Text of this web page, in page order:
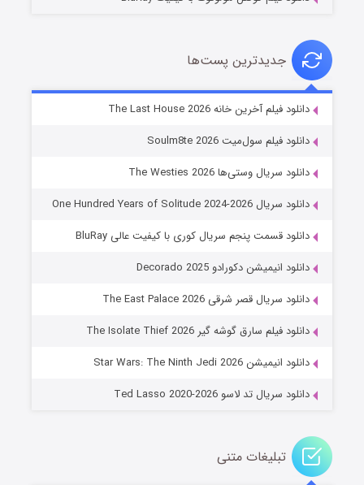
خاندان اژدها فصل ۳
جادوگری در مغولستان
قسمت۱۴ (زیرنویس) منتشر شد
جدیدترین پست‌ها
دانلود فیلم آخرین خانه The Last House 2026
دانلود فیلم سول‌میت Soulm8te 2026
دانلود سریال وستی‌ها The Westies 2026
دانلود سریال One Hundred Years of Solitude 2024-2026
دانلود قسمت پنجم سریال کوری با کیفیت عالی BluRay
دانلود انیمیشن دکورادو Decorado 2025
دانلود سریال قصر شرقی The East Palace 2026
دانلود فیلم سارق گوشه گیر The Isolate Thief 2026
دانلود انیمیشن Star Wars: The Ninth Jedi 2026
دانلود سریال تد لاسو Ted Lasso 2020-2026
تبلیغات متنی